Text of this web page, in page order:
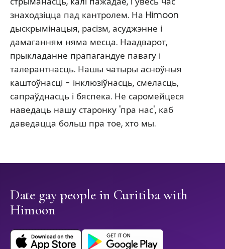
знаходзіцца пад кантролем. На Himoon
дыскрымінацыя, расізм, асуджэнне і
дамаганням няма месца. Наадварот,
прыкладанне прапагандуе павагу і
талерантнасць. Нашы чатыры асноўныя
каштоўнасці - інклюзіўнасць, смеласць,
сапраўднасць і бяспека. Не саромейцеся
наведаць нашу старонку 'пра нас', каб
даведацца больш пра тое, хто мы.
Date gay people in Curitiba with
Himoon